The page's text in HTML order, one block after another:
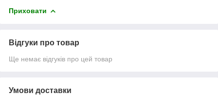
Приховати
Відгуки про товар
Ще немає відгуків про цей товар
Умови доставки